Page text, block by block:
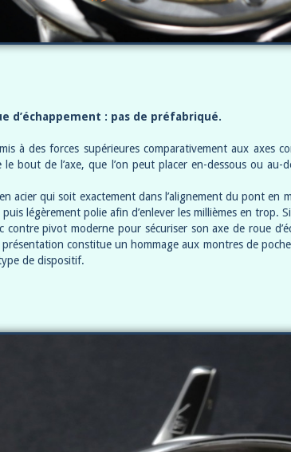
d’échappement : pas de préfabriqué.
à des forces supérieures comparativement aux
bout de l’axe, que l’on peut placer en-dessous ou au-
acier qui soit exactement dans l’alignement du pont en
légèrement polie afin d’enlever les millièmes en trop.
contre pivot moderne pour sécuriser son axe de roue
constitue un hommage aux montres de
de dispositif.